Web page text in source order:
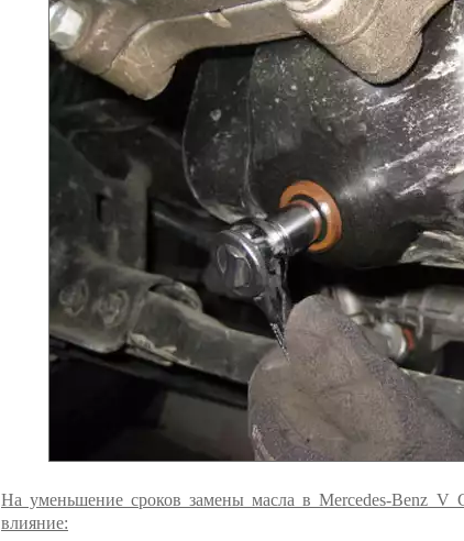
На уменьшение сроков замены масла в Mercedes-Benz V
влияние: